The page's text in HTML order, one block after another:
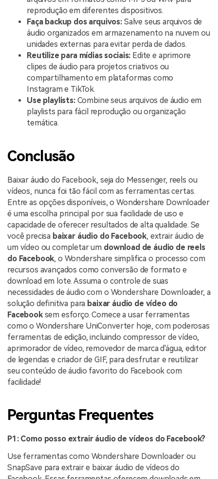
reprodução em diferentes dispositivos.
Faça backup dos arquivos: Salve seus arquivos de
áudio organizados em armazenamento na nuvem ou
unidades externas para evitar perda de dados.
Reutilize para mídias sociais: Edite e aprimore
clipes de áudio para projetos criativos ou
compartilhamento em plataformas como
Instagram e TikTok.
Use playlists:Combine seus arquivos de áudio em
playlists para fácil reprodução ou organização
temática.
Conclusão
Baixar áudio do Facebook, seja do Messenger, reels ou
vídeos, nunca foi tão fácil com as ferramentas certas.
Entre as opções disponíveis, o Wondershare Downloader
é uma escolha principal por sua facilidade de uso e
capacidade de oferecer resultados de alta qualidade. Se
você precisa baixar áudio do Facebook, extrair áudio de
um vídeo ou completar um download de áudio de reels
do Facebook, o Wondershare simplifica o processo com
recursos avançados como conversão de formato e
download em lote. Assuma o controle de suas
necessidades de áudio com o Wondershare Downloader, a
solução definitiva para baixar áudio de vídeo do
Facebooksem esforço. Comece a usar ferramentas
como o Wondershare UniConverter hoje, com poderosas
ferramentas de edição, incluindo compressor de vídeo,
aprimorador de vídeo, removedor de marca d'água, editor
de legendas e criador de GIF, para desfrutar e reutilizar
seu conteúdo de áudio favorito do Facebook com
facilidade!
Perguntas Frequentes
P1: Como posso extrair áudio de vídeos do Facebook?
Use ferramentas como Wondershare Downloader ou
SnapSave para extrair e baixar áudio de vídeos do